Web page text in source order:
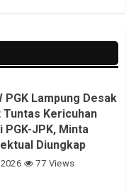
PGK Lampung Desak
Tuntas Kericuhan
PGK-JPK, Minta
Diungkap
77 Views